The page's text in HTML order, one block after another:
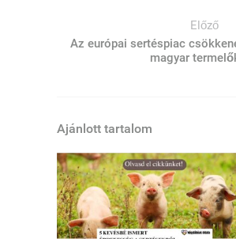
Előző
Az európai sertéspiac
magyar
Ajánlott tartalom